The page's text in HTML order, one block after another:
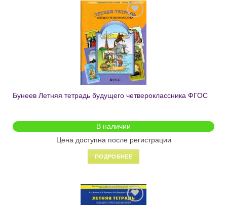
Добавить
в список
желаний
Бунеев Летняя тетрадь будущего четвероклассника ФГОС
В наличии
Цена доступна после регистрации
ПОДРОБНЕЕ